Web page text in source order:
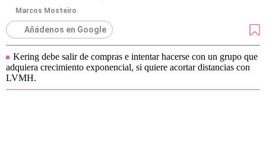
Marcos Mosteiro
Añádenos en Google
Kering debe salir de compras e intentar hacerse con un grupo que
adquiera crecimiento exponencial, si quiere acortar distancias con
LVMH.